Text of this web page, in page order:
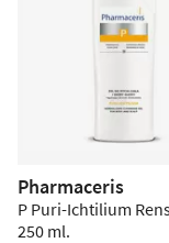
Pharmaceris
P Puri-Ichtilium
250 ml.